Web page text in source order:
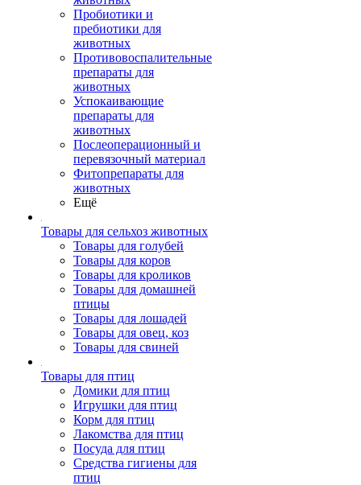
Пробиотики и
пребиотики для
животных
Противовоспалительные
препараты для
животных
Успокаивающие
препараты для
животных
Послеоперационный и
перевязочный материал
Фитопрепараты для
животных
Ещё
Товары для сельхоз животных
Товары для голубей
Товары для коров
Товары для кроликов
Товары для домашней
птицы
Товары для лошадей
Товары для овец, коз
Товары для свиней
Товары для птиц
Домики для птиц
Игрушки для птиц
Корм для птиц
Лакомства для птиц
Посуда для птиц
Средства гигиены для
птиц